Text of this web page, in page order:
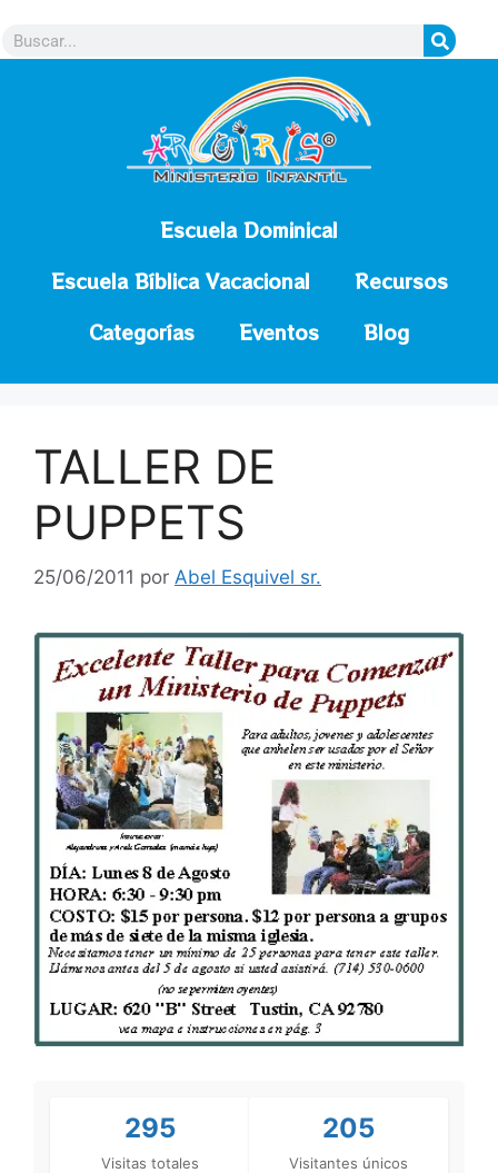
Escuela Dominical
Escuela Bíblica Vacacional
Recursos
Categorías
Eventos Blog
TALLER DE
PUPPETS
25/06/2011 por Abel Esquivel sr.
295
Visitas totales
205
Visitantes únicos